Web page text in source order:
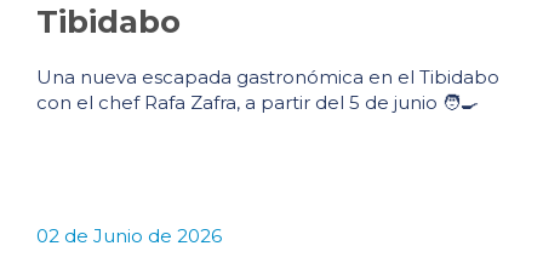
Tibidabo
Una nueva escapada gastronómica en el Tibidabo
con el chef Rafa Zafra, a partir del 5 de junio 🧑‍🍳
02 de Junio de 2026